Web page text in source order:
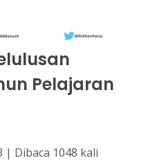
Pelajaran
| Dibaca 1048 kali